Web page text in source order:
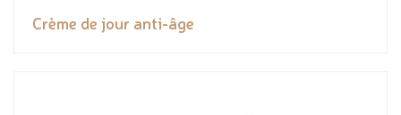
Crème de jour anti-âge